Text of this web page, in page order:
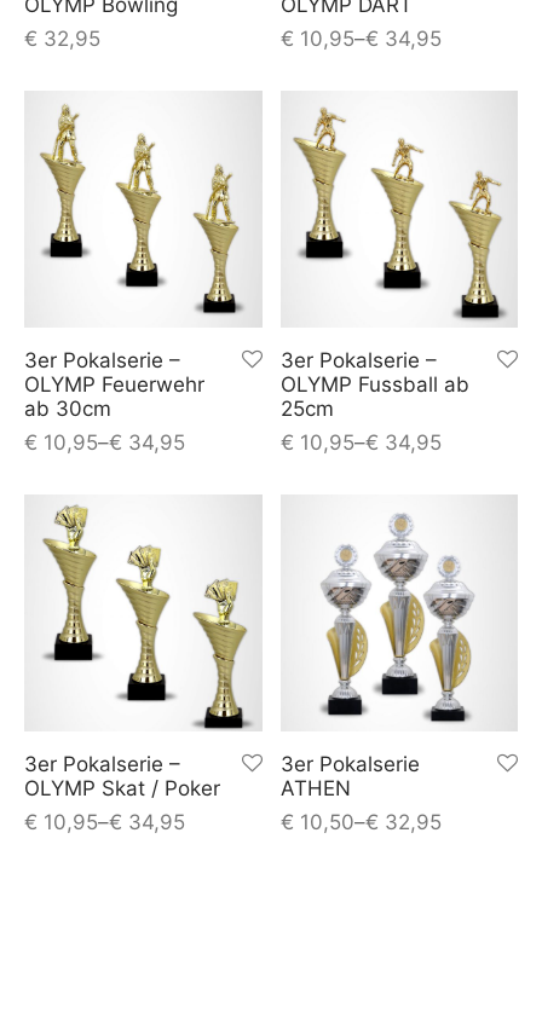
€ 32,95
€ 10,95–€ 34,95
3er Pokalserie –
OLYMP Feuerwehr
ab 30cm
€ 10,95–€ 34,95
3er Pokalserie –
OLYMP Fussball ab
25cm
€ 10,95–€ 34,95
3er Pokalserie –
OLYMP Skat / Poker
€ 10,95–€ 34,95
3er Pokalserie
ATHEN
€ 10,50–€ 32,95